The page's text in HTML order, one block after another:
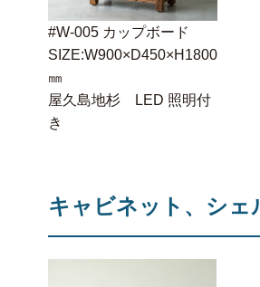
#W-005 カップボード
SIZE:W900×D450×H1800
㎜
屋久島地杉 LED 照明付
き
キャビネット、シェ